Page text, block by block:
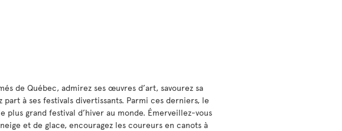
de Québec, admirez ses œuvres d’art, savourez sa
à ses festivals divertissants. Parmi ces derniers, le
plus grand festival d’hiver au monde. Émerveillez-vous
et de glace, encouragez les coureurs en canots à